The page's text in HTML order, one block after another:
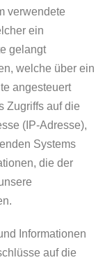
verwendete
ein
gelangt
welche über ein
angesteuert
Zugriffs auf die
(IP-Adresse),
Systems
die der
Informationen
auf die